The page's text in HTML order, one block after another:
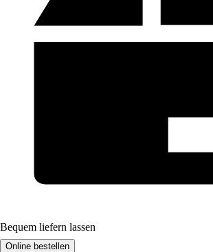
Bequem liefern lassen
Online bestellen